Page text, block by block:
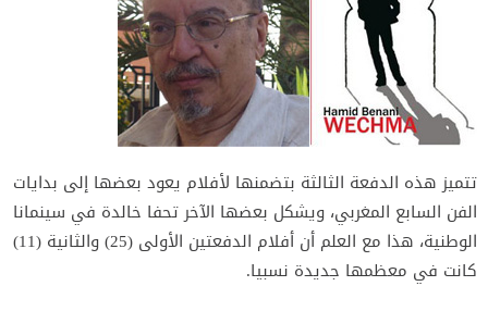
تتميز هذه الدفعة الثالثة بتضمنها لأفلام يعود بعضها إلى بدايات
الفن السابع المغربي، ويشكل بعضها الآخر تحفا خالدة في سينمانا
الوطنية، هذا مع العلم أن أفلام الدفعتين الأولى (25) والثانية (11)
كانت في معظمها جديدة نسبيا.